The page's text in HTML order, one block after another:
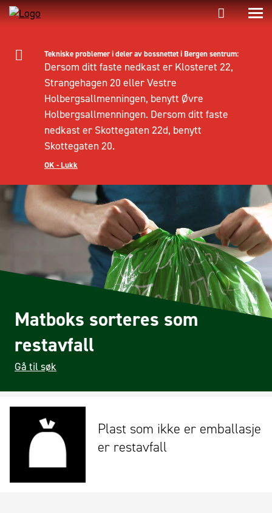
Tekniske problemer i deler av bossnettet i Bergen sentrum:
Dersom ditt faste nedkast er Klosteret 22,
Strangehagen 20 eller Vestre
Holbergsallmenningen, benytt Øvre
Holbergsallmenningen. Dersom ditt faste
nedkast er Skottegaten 22d, benytt
Skottegaten 20.
OK - Lukk
Matboks sorteres som
restavfall
Gå til søk
Plast som ikke er emballasje
er restavfall